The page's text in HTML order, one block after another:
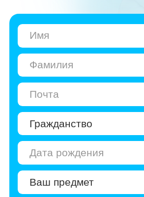
Даю согласие наобработку
Даю согласие наполучение рекламы